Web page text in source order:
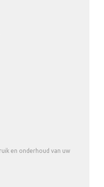
en onderhoud van uw